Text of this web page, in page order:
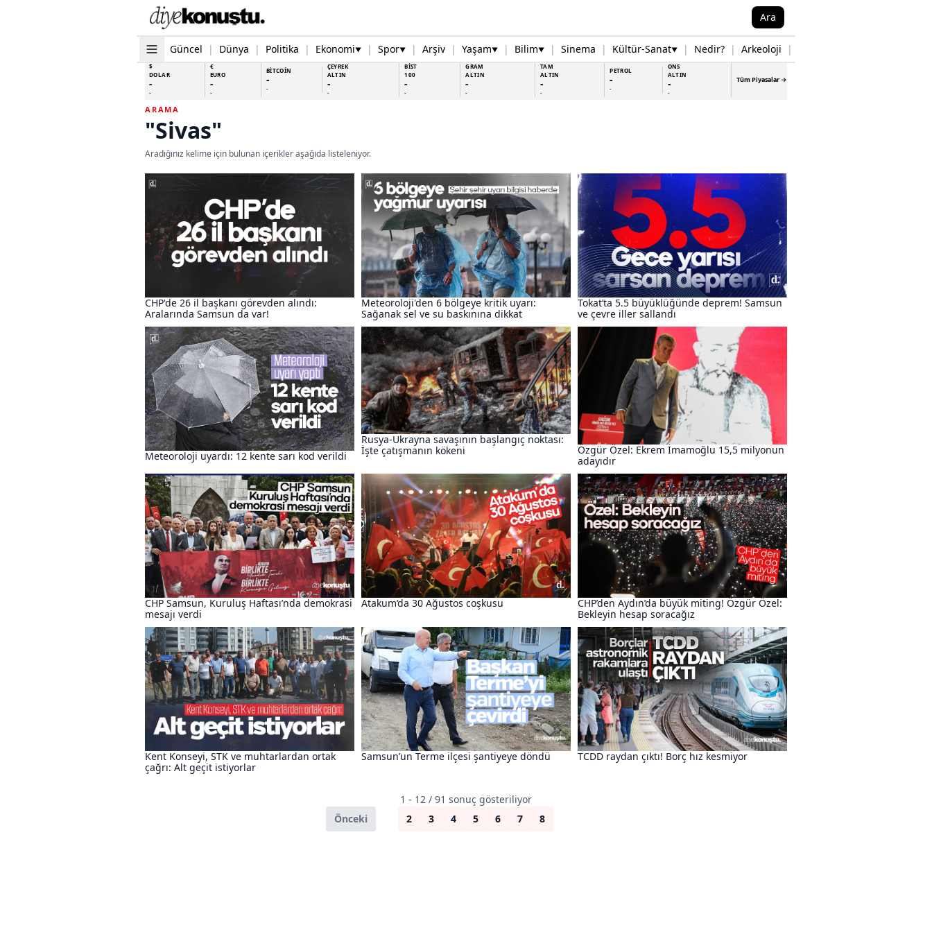
Ara
Güncel | Dünya | Politika | Ekonomi▼ | Spor▼ | Arşiv | Yaşam▼ | Bilim▼ | Sinema | Kültür-Sanat▼ | Nedir? | Arkeoloji |
$
DOLAR
-
-
€
EURO
-
-
BİTCOİN
-
-
ÇEYREK
ALTIN
-
-
BİST
100
-
-
GRAM
ALTIN
-
-
TAM
ALTIN
-
-
PETROL
-
-
ONS
ALTIN
-
-
Tüm Piyasalar →
ARAMA
"Sivas"
Aradığınız kelime için bulunan içerikler aşağıda listeleniyor.
CHP'de 26 il başkanı görevden alındı:
Aralarında Samsun da var!
Meteoroloji'den 6 bölgeye kritik uyarı:
Sağanak sel ve su baskınına dikkat
Tokat’ta 5.5 büyüklüğünde deprem! Samsun
ve çevre iller sallandı
Meteoroloji uyardı: 12 kente sarı kod verildi
Rusya-Ukrayna savaşının başlangıç noktası:
İşte çatışmanın kökeni
Özgür Özel: Ekrem İmamoğlu 15,5 milyonun
adayıdır
CHP Samsun, Kuruluş Haftası’nda demokrasi
mesajı verdi
Atakum’da 30 Ağustos coşkusu
CHP’den Aydın’da büyük miting! Özgür Özel:
Bekleyin hesap soracağız
Kent Konseyi, STK ve muhtarlardan ortak
çağrı: Alt geçit istiyorlar
Samsun’un Terme ilçesi şantiyeye döndü TCDD raydan çıktı! Borç hız kesmiyor
1 - 12 / 91 sonuç gösteriliyor
Önceki
2 3 4 5 6 7 8